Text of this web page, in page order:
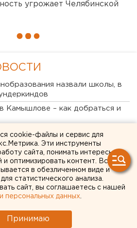
угрожает Челябинской
помощи
Москве
cookie-файлы и сервис для
Эти инструменты
сайта, понимать интересы
оптимизировать контент. Вся
в обезличенном виде и
статистического анализа.
сайт, вы соглашаетесь с нашей
персональных данных
Принимаю